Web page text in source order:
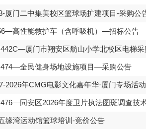
厦门二中集美校区篮球场扩建项目-采购公
高性能救护车（含呼吸机）—招标公告
厦门市翔安区舫山小学北校区电梯
全民健身场地设施项目—采购公告
2026年CMG电影文化嘉年华·厦门专场活
同安区2026年度卫片执法图斑调查技
缘湾运动馆篮球培训-竞价公告